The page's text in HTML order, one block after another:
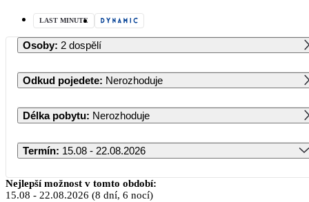
LAST MINUTE
Osoby: 2 dospělí
Odkud pojedete: Nerozhoduje
Délka pobytu: Nerozhoduje
Termín: 15.08 - 22.08.2026
Srpen 2026
Nejlepší možnost v tomto období:
15.08 - 22.08.2026 (8 dní, 6 nocí)